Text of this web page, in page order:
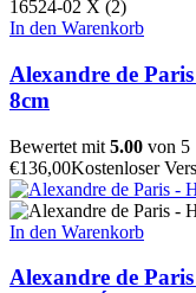
In den Warenkorb
Alexandre de
8cm
Bewertet mit 5.00 von 5
€136,00Kostenloser
In den Warenkorb
Alexandre de